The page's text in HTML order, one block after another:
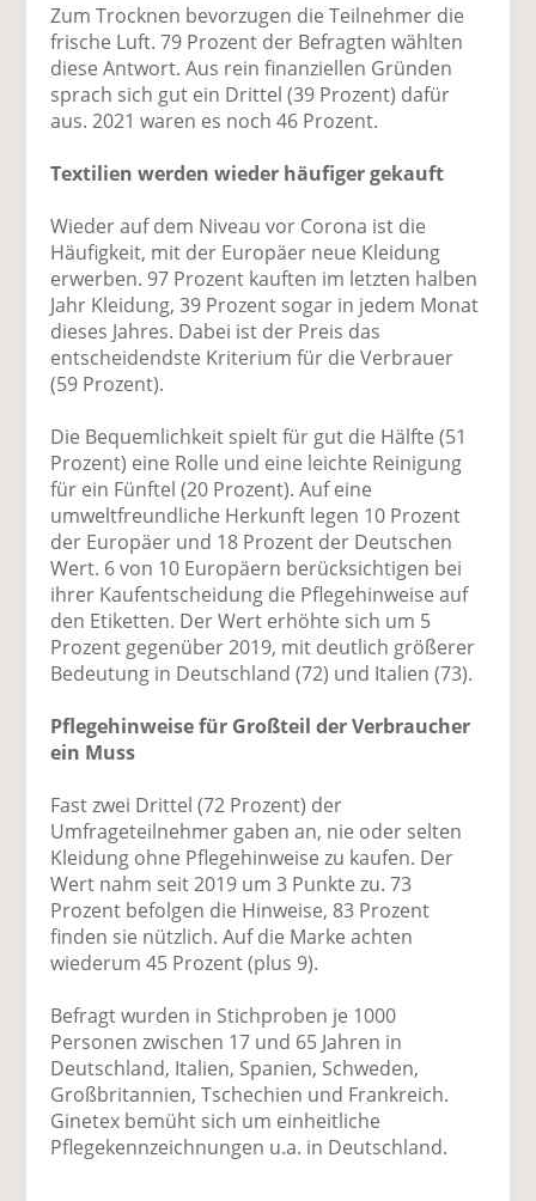
Zum Trocknen bevorzugen die Teilnehmer die
frische Luft. 79 Prozent der Befragten wählten
diese Antwort. Aus rein finanziellen Gründen
sprach sich gut ein Drittel (39 Prozent) dafür
aus. 2021 waren es noch 46 Prozent.
Textilien werden wieder häufiger gekauft
Wieder auf dem Niveau vor Corona ist die
Häufigkeit, mit der Europäer neue Kleidung
erwerben. 97 Prozent kauften im letzten halben
Jahr Kleidung, 39 Prozent sogar in jedem Monat
dieses Jahres. Dabei ist der Preis das
entscheidendste Kriterium für die Verbrauer
(59 Prozent).
Die Bequemlichkeit spielt für gut die Hälfte (51
Prozent) eine Rolle und eine leichte Reinigung
für ein Fünftel (20 Prozent). Auf eine
umweltfreundliche Herkunft legen 10 Prozent
der Europäer und 18 Prozent der Deutschen
Wert. 6 von 10 Europäern berücksichtigen bei
ihrer Kaufentscheidung die Pflegehinweise auf
den Etiketten. Der Wert erhöhte sich um 5
Prozent gegenüber 2019, mit deutlich größerer
Bedeutung in Deutschland (72) und Italien (73).
Pflegehinweise für Großteil der Verbraucher
ein Muss
Fast zwei Drittel (72 Prozent) der
Umfrageteilnehmer gaben an, nie oder selten
Kleidung ohne Pflegehinweise zu kaufen. Der
Wert nahm seit 2019 um 3 Punkte zu. 73
Prozent befolgen die Hinweise, 83 Prozent
finden sie nützlich. Auf die Marke achten
wiederum 45 Prozent (plus 9).
Befragt wurden in Stichproben je 1000
Personen zwischen 17 und 65 Jahren in
Deutschland, Italien, Spanien, Schweden,
Großbritannien, Tschechien und Frankreich.
Ginetex bemüht sich um einheitliche
Pflegekennzeichnungen u.a. in Deutschland.